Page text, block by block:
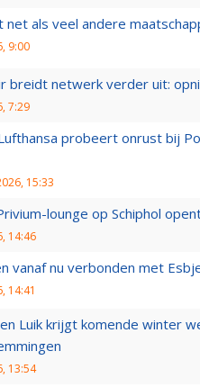
net als veel andere
9:00
breidt netwerk verder uit:
7:29
probeert onrust bij
15:33
lounge op Schiphol
14:46
vanaf nu verbonden met
14:41
Luik krijgt komende winter
13:54